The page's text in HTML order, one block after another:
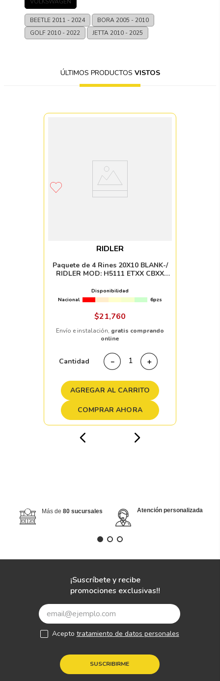
VOLKSWAGEN
BEETLE 2011 - 2024 BORA 2005 - 2010
GOLF 2010 - 2022 JETTA 2010 - 2025
ÚLTIMOS PRODUCTOS VISTOS
RIDLER
Paquete de 4 Rines 20X10 BLANK-/
RIDLER MOD: H5111 ETXX CBXX
Disponibilidad
Nacional
6pzs
$21,760
Envío e instalación, gratis comprando
online
Cantidad ＋
－
AGREGAR AL CARRITO
COMPRAR AHORA
Más de 80 sucursales Atención personalizada
¡Suscríbete y recibe
promociones exclusivas!!
SUSCRIBIRME
Acepto tratamiento de datos personales